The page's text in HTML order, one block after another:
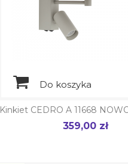
Do koszyka
Kinkiet CEDRO A 11668
Cena
359,00 zł